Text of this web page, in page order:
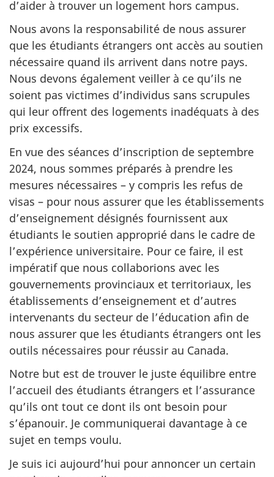
d’aider à trouver un logement hors campus.
Nous avons la responsabilité de nous assurer
que les étudiants étrangers ont accès au soutien
nécessaire quand ils arrivent dans notre pays.
Nous devons également veiller à ce qu’ils ne
soient pas victimes d’individus sans scrupules
qui leur offrent des logements inadéquats à des
prix excessifs.
En vue des séances d’inscription de septembre
2024, nous sommes préparés à prendre les
mesures nécessaires – y compris les refus de
visas – pour nous assurer que les établissements
d’enseignement désignés fournissent aux
étudiants le soutien approprié dans le cadre de
l’expérience universitaire. Pour ce faire, il est
impératif que nous collaborions avec les
gouvernements provinciaux et territoriaux, les
établissements d’enseignement et d’autres
intervenants du secteur de l’éducation afin de
nous assurer que les étudiants étrangers ont les
outils nécessaires pour réussir au Canada.
Notre but est de trouver le juste équilibre entre
l’accueil des étudiants étrangers et l’assurance
qu’ils ont tout ce dont ils ont besoin pour
s’épanouir. Je communiquerai davantage à ce
sujet en temps voulu.
Je suis ici aujourd’hui pour annoncer un certain